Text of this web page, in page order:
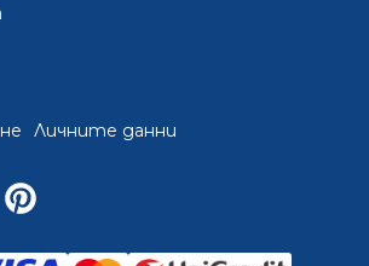
Личните данни